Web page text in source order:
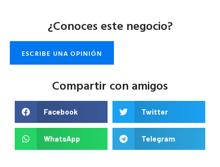
¿Conoces este negocio?
ESCRIBE UNA OPINIÓN
Compartir con amigos
Facebook Twitter
WhatsApp Telegram